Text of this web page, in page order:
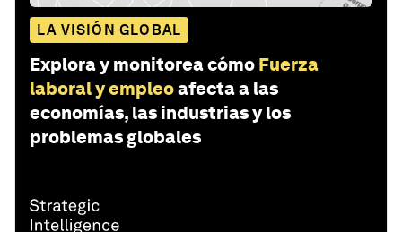
LA VISIÓN GLOBAL
Explora y monitorea cómo Fuerza
laboral y empleoafecta a las
economías, las industrias y los
problemas globales